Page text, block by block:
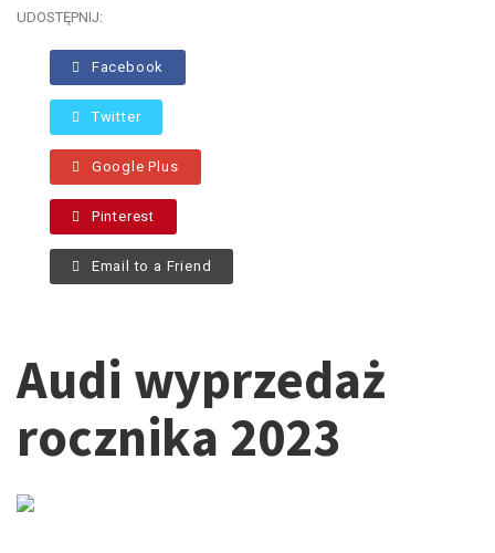
UDOSTĘPNIJ:
Facebook
Twitter
Google Plus
Pinterest
Email to a Friend
Audi wyprzedaż
rocznika 2023